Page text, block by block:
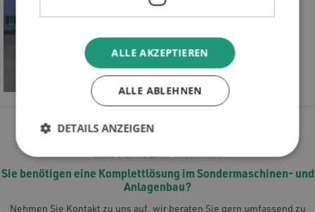
IHR PROJEKT MIT ATN
Sie benötigen eine Komplettlösung im Sondermaschinen- und
Anlagenbau?
Nehmen Sie Kontakt zu uns auf, wir beraten Sie gern umfassend zu
ALLE AKZEPTIEREN
ALLE ABLEHNEN
DETAILS ANZEIGEN